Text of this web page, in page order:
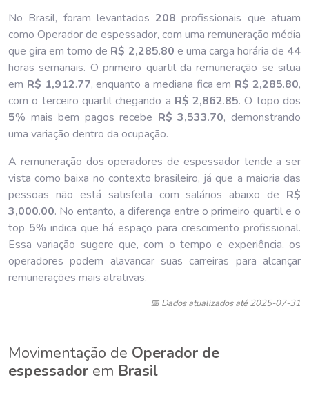
No Brasil, foram levantados208 profissionais que atuam
como Operador de espessador, com uma remuneração média
que gira em torno de R$ 2,285.80 e uma carga horária de 44
horas semanais. O primeiro quartil da remuneração se situa
em R$ 1,912.77, enquanto a mediana fica em R$ 2,285.80,
com o terceiro quartil chegando a R$ 2,862.85. O topo dos
5% mais bem pagos recebe R$ 3,533.70, demonstrando
uma variação dentro da ocupação.
A remuneração dos operadores de espessador tende a ser
vista como baixa no contexto brasileiro, já que a maioria das
pessoas não está satisfeita com salários abaixo de R$
3,000.00. No entanto, a diferença entre o primeiro quartil e o
top 5% indica que há espaço para crescimento profissional.
Essa variação sugere que, com o tempo e experiência, os
operadores podem alavancar suas carreiras para alcançar
remunerações mais atrativas.
📅 Dados atualizados até 2025-07-31
Movimentação de Operador de
espessador em Brasil